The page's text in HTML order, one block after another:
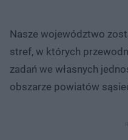
Nasze województwo
stref, w których
zadań we własnych
obszarze powiatów